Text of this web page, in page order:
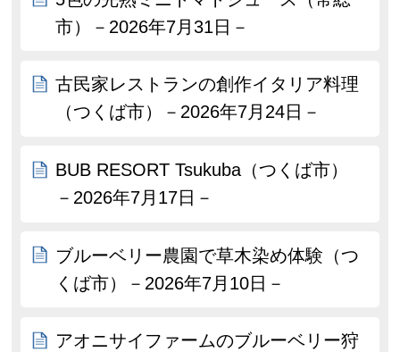
市）－2026年7月31日－
古民家レストランの創作イタリア料理
（つくば市）－2026年7月24日－
BUB RESORT Tsukuba（つくば市）
－2026年7月17日－
ブルーベリー農園で草木染め体験（つ
くば市）－2026年7月10日－
アオニサイファームのブルーベリー狩